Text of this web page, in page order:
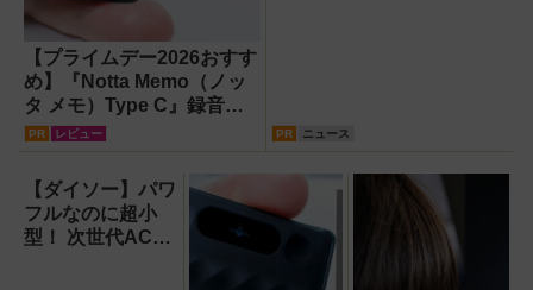
【プライムデー2026おすす
め】『Notta Memo（ノッ
タ メモ）Type C』録音か
らAI自動文字起こし・翻
スレコーダー！【議事録作
成】
PR レビュー PR ニュース
【ダイソー】パワ
フルなのに超小
型！ 次世代ACア